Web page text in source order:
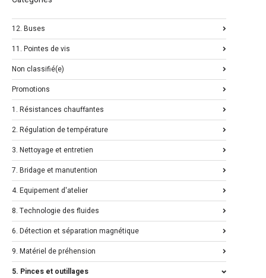
12. Buses
11. Pointes de vis
Non classifié(e)
Promotions
1. Résistances chauffantes
2. Régulation de température
3. Nettoyage et entretien
7. Bridage et manutention
4. Equipement d'atelier
8. Technologie des fluides
6. Détection et séparation magnétique
9. Matériel de préhension
5. Pinces et outillages